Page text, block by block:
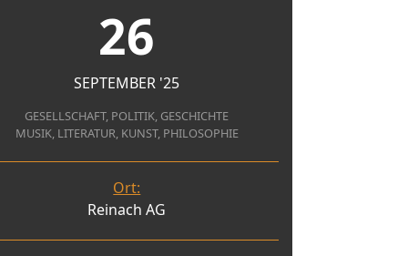
26
SEPTEMBER '25
GESELLSCHAFT, POLITIK, GESCHICHTE
MUSIK, LITERATUR, KUNST, PHILOSOPHIE
Ort:
Reinach AG